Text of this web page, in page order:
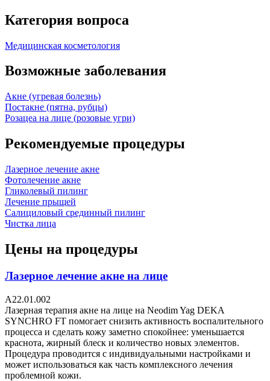
Категория вопроса
Медицинская косметология
Возможные заболевания
Акне (угревая болезнь)
Постакне (пятна, рубцы)
Розацеа на лице (розовые угри)
Рекомендуемые процедуры
Лазерное лечение акне
Фотолечение акне
Гликолевый пилинг
Лечение прыщей
Салициловый срединный пилинг
Чистка лица
Цены на процедуры
Лазерное лечение акне на лице
А22.01.002
Лазерная терапия акне на лице на Neodim Yag DEKA
SYNCHRO FT помогает снизить активность воспалительного
процесса и сделать кожу заметно спокойнее: уменьшается
краснота, жирный блеск и количество новых элементов.
Процедура проводится с индивидуальными настройками и
может использоваться как часть комплексного лечения
проблемной кожи.